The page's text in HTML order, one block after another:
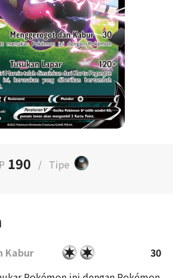
190 / Tipe
Kabur
30